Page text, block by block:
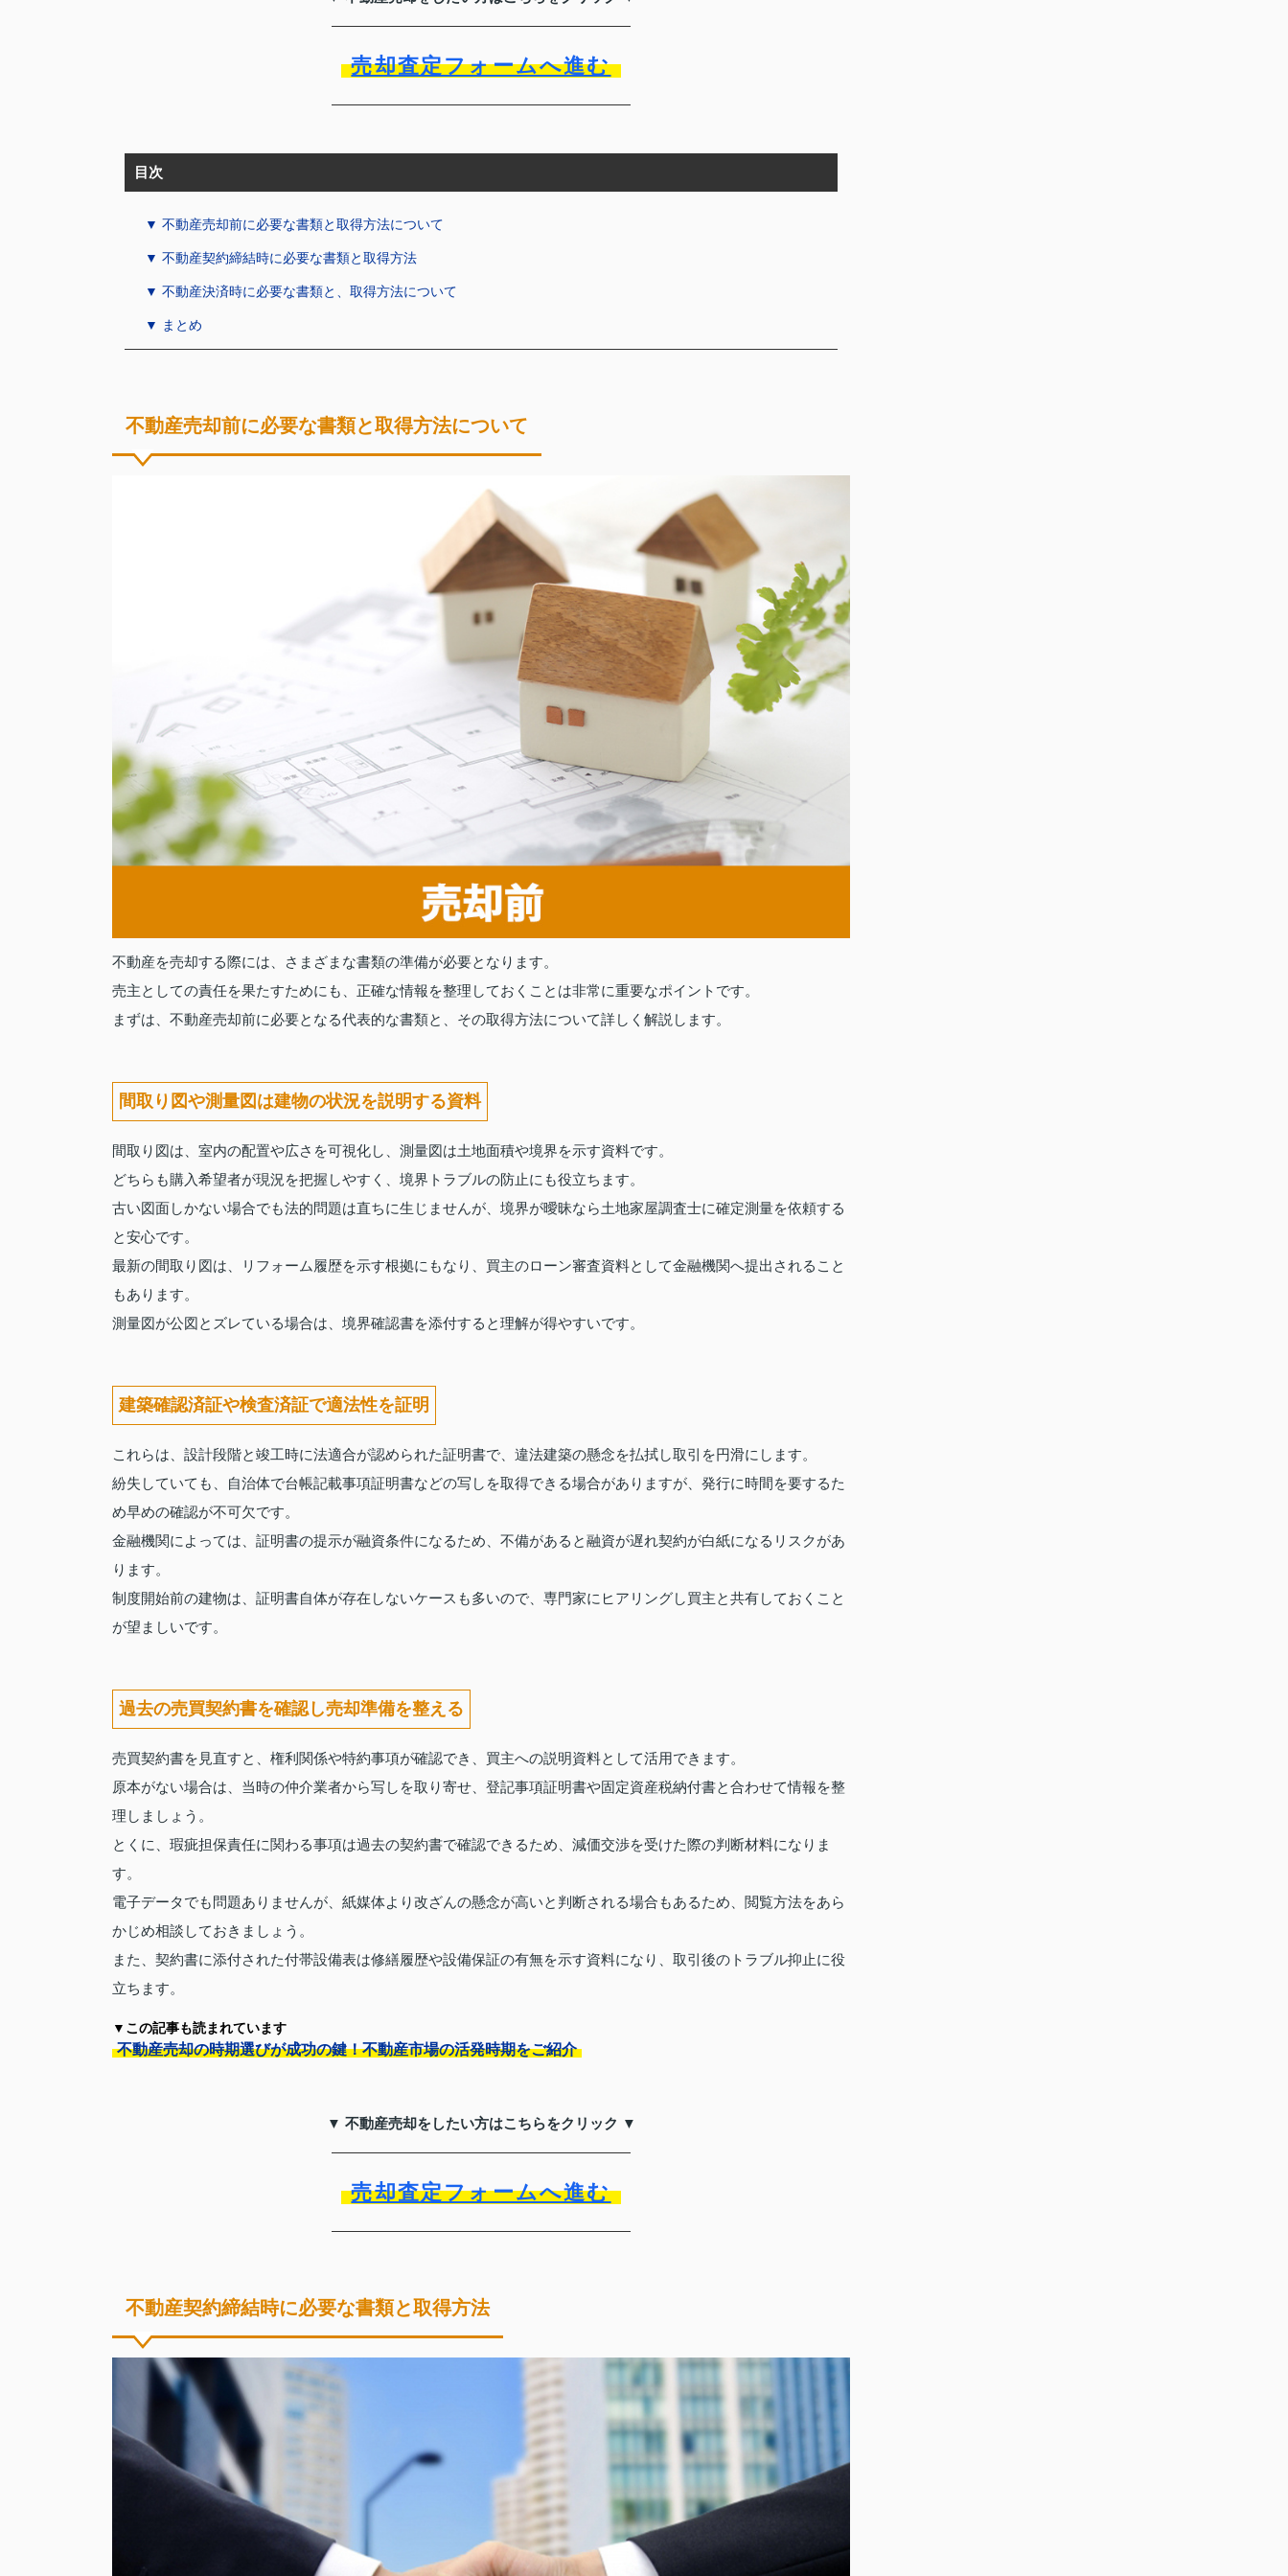
売却査定フォームへ進む
目次
▼ 不動産売却前に必要な書類と取得方法について
▼ 不動産契約締結時に必要な書類と取得方法
▼ 不動産決済時に必要な書類と、取得方法について
▼ まとめ
不動産売却前に必要な書類と取得方法について
不動産を売却する際には、さまざまな書類の準備が必要となります。
売主としての責任を果たすためにも、正確な情報を整理しておくことは非常に重要なポイントです。
まずは、不動産売却前に必要となる代表的な書類と、その取得方法について詳しく解説します。
間取り図や測量図は建物の状況を説明する資料
間取り図は、室内の配置や広さを可視化し、測量図は土地面積や境界を示す資料です。
どちらも購入希望者が現況を把握しやすく、境界トラブルの防止にも役立ちます。
古い図面しかない場合でも法的問題は直ちに生じませんが、境界が曖昧なら土地家屋調査士に確定測量を依頼する
と安心です。
最新の間取り図は、リフォーム履歴を示す根拠にもなり、買主のローン審査資料として金融機関へ提出されること
もあります。
測量図が公図とズレている場合は、境界確認書を添付すると理解が得やすいです。
建築確認済証や検査済証で適法性を証明
これらは、設計段階と竣工時に法適合が認められた証明書で、違法建築の懸念を払拭し取引を円滑にします。
紛失していても、自治体で台帳記載事項証明書などの写しを取得できる場合がありますが、発行に時間を要するた
め早めの確認が不可欠です。
金融機関によっては、証明書の提示が融資条件になるため、不備があると融資が遅れ契約が白紙になるリスクがあ
ります。
制度開始前の建物は、証明書自体が存在しないケースも多いので、専門家にヒアリングし買主と共有しておくこと
が望ましいです。
過去の売買契約書を確認し売却準備を整える
売買契約書を見直すと、権利関係や特約事項が確認でき、買主への説明資料として活用できます。
原本がない場合は、当時の仲介業者から写しを取り寄せ、登記事項証明書や固定資産税納付書と合わせて情報を整
理しましょう。
とくに、瑕疵担保責任に関わる事項は過去の契約書で確認できるため、減価交渉を受けた際の判断材料になりま
す。
電子データでも問題ありませんが、紙媒体より改ざんの懸念が高いと判断される場合もあるため、閲覧方法をあら
かじめ相談しておきましょう。
また、契約書に添付された付帯設備表は修繕履歴や設備保証の有無を示す資料になり、取引後のトラブル抑止に役
立ちます。
▼この記事も読まれています
不動産売却の時期選びが成功の鍵！不動産市場の活発時期をご紹介
▼ 不動産売却をしたい方はこちらをクリック ▼
売却査定フォームへ進む
不動産契約締結時に必要な書類と取得方法